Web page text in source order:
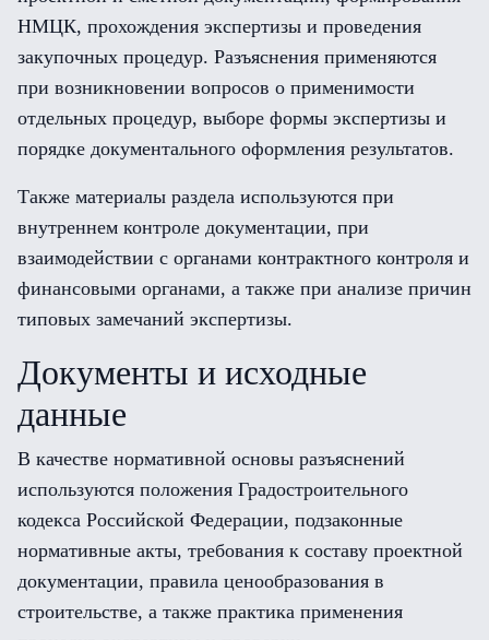
НМЦК, прохождения экспертизы и проведения
закупочных процедур. Разъяснения применяются
при возникновении вопросов о применимости
отдельных процедур, выборе формы экспертизы и
порядке документального оформления результатов.
Также материалы раздела используются при
внутреннем контроле документации, при
взаимодействии с органами контрактного контроля и
финансовыми органами, а также при анализе причин
типовых замечаний экспертизы.
Документы и исходные
данные
В качестве нормативной основы разъяснений
используются положения Градостроительного
кодекса Российской Федерации, подзаконные
нормативные акты, требования к составу проектной
документации, правила ценообразования в
строительстве, а также практика применения